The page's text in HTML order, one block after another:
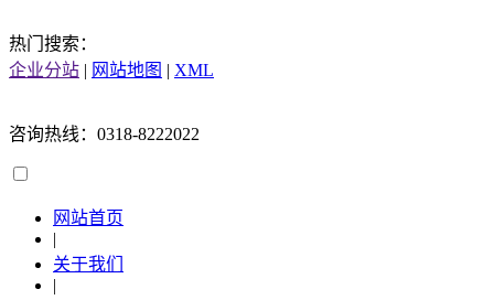
热门搜索：
企业分站 | 网站地图 | XML
咨询热线：0318-8222022
网站首页
|
关于我们
|